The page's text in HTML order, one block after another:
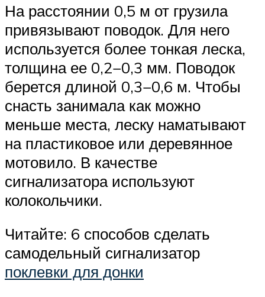
На расстоянии 0,5 м от грузила
привязывают поводок. Для него
используется более тонкая леска,
толщина ее 0,2−0,3 мм. Поводок
берется длиной 0,3−0,6 м. Чтобы
снасть занимала как можно
меньше места, леску наматывают
на пластиковое или деревянное
мотовило. В качестве
сигнализатора используют
колокольчики.
Читайте: 6 способов сделать
самодельный сигнализатор
поклевки для донки